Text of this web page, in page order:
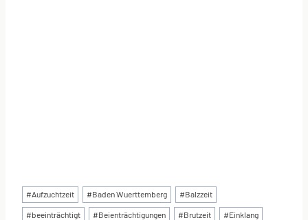
Schlagworte:
#Aufzuchtzeit #Baden Wuerttemberg #Balzzeit
#beeinträchtigt #Beienträchtigungen #Brutzeit #Einklang